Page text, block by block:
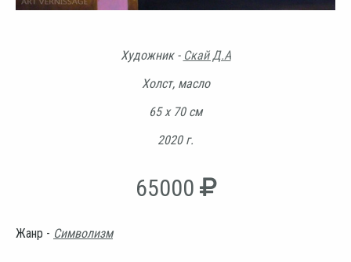
Художник - Скай Д.А
Холст, масло
65 х 70 см
2020 г.
65000
Жанр - Символизм